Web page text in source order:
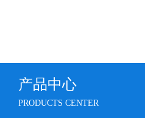
产品中心
PRODUCTS CENTER